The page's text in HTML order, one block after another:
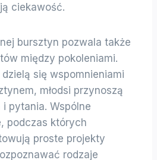
ciekawość.
bursztyn pozwala także
między pokoleniami.
się wspomnieniami
młodsi przynoszą
i pytania. Wspólne
podczas których
proste projekty
rodzaje